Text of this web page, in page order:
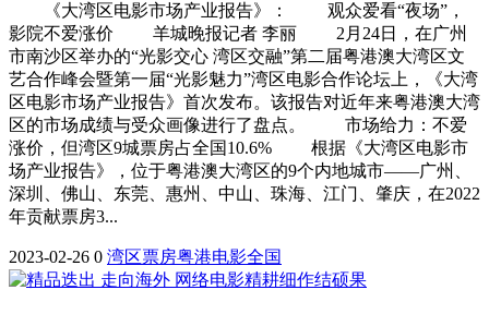
《大湾区电影市场产业报告》： 观众爱看“夜场”，
影院不爱涨价 羊城晚报记者 李丽 2月24日，在广州
市南沙区举办的“光影交心 湾区交融”第二届粤港澳大湾区文
艺合作峰会暨第一届“光影魅力”湾区电影合作论坛上，《大湾
区电影市场产业报告》首次发布。该报告对近年来粤港澳大湾
区的市场成绩与受众画像进行了盘点。 市场给力：不爱
涨价，但湾区9城票房占全国10.6% 根据《大湾区电影市
场产业报告》，位于粤港澳大湾区的9个内地城市——广州、
深圳、佛山、东莞、惠州、中山、珠海、江门、肇庆，在2022
年贡献票房3...
2023-02-26 0 湾区票房粤港电影全国